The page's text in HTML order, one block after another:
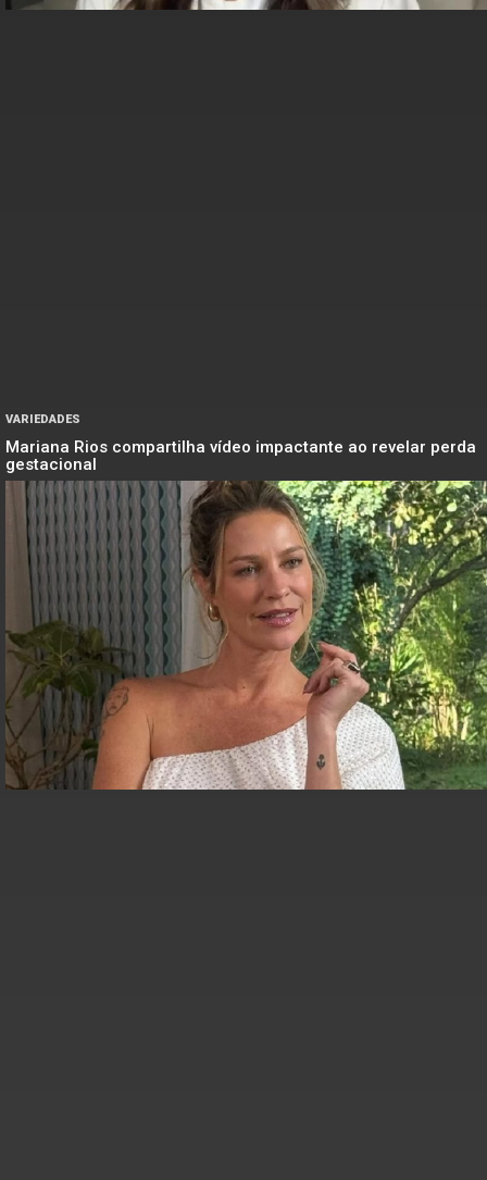
VARIEDADES
Mariana Rios compartilha vídeo impactante ao revelar perda
gestacional